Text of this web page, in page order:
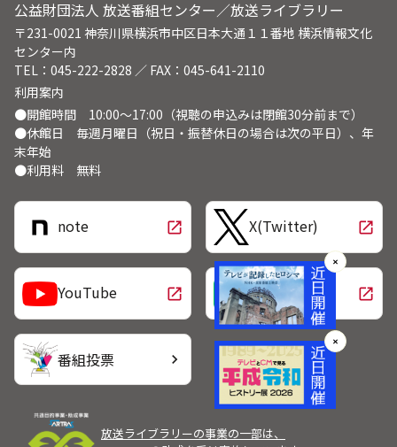
公益財団法人 放送番組センター／放送ライブラリー
〒231-0021 神奈川県横浜市中区日本大通１１番地 横浜情報文化
センター内
TEL：045-222-2828 ／ FAX：045-641-2110
利用案内
●開館時間 10:00～17:00（視聴の申込みは閉館30分前まで）
●休館日 毎週月曜日（祝日・振替休日の場合は次の平日）、年
末年始
●利用料 無料
note open_in_new X(Twitter) open_in_new
YouTube open_in_new LINE open_in_new
番組投票 chevron_right
放送ライブラリーの事業の一部は、
✕
✕